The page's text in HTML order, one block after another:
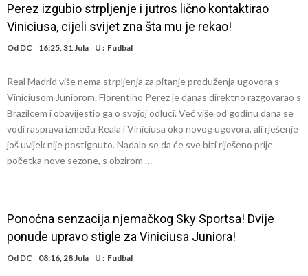
Perez izgubio strpljenje i jutros lično kontaktirao
Viniciusa, cijeli svijet zna šta mu je rekao!
Od DC 16:25, 31 Jula U : Fudbal
Real Madrid više nema strpljenja za pitanje produženja ugovora s
Viniciusom Juniorom. Florentino Perez je danas direktno razgovarao s
Brazilcem i obavijestio ga o svojoj odluci. Već više od godinu dana se
vodi rasprava između Reala i Viniciusa oko novog ugovora, ali rješenje
još uvijek nije postignuto. Nadalo se da će sve biti riješeno prije
početka nove sezone, s obzirom …
Ponoćna senzacija njemačkog Sky Sportsa! Dvije
ponude upravo stigle za Viniciusa Juniora!
Od DC 08:16, 28 Jula U : Fudbal